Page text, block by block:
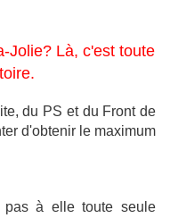
Jolie? Là, c'est toute
du PS et du Front de
d'obtenir le maximum
pas à elle toute seule